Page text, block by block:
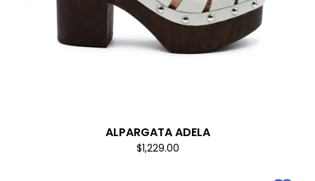
ALPARGATA ADELA
$1,229.00